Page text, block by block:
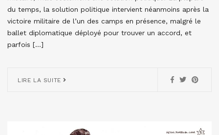
du temps, la solution politique intervient néanmoins après la
victoire militaire de l’un des camps en présence, malgré le
ballet diplomatique déployé pour trouver un accord, et
parfois […]
LIRE LA SUITE